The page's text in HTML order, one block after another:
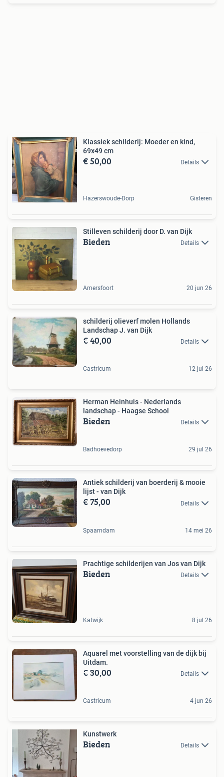
Klassiek schilderij: Moeder en kind,
69x49 cm
€ 50,00 Details
Hazerswoude-Dorp Gisteren
Stilleven schilderij door D. van Dijk
Bieden Details
Amersfoort 20 jun 26
schilderij olieverf molen Hollands
Landschap J. van Dijk
€ 40,00 Details
Castricum 12 jul 26
Herman Heinhuis - Nederlands
landschap - Haagse School
Bieden Details
Badhoevedorp 29 jul 26
Antiek schilderij van boerderij & mooie
lijst - van Dijk
€ 75,00 Details
Spaarndam 14 mei 26
Prachtige schilderijen van Jos van Dijk
Bieden Details
Katwijk 8 jul 26
Aquarel met voorstelling van de dijk bij
Uitdam.
€ 30,00 Details
Castricum 4 jun 26
Kunstwerk
Bieden Details